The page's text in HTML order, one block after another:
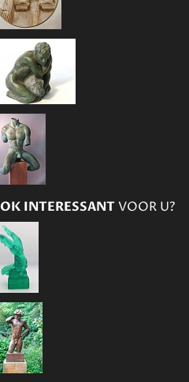
INTERESSANTVOOR U?